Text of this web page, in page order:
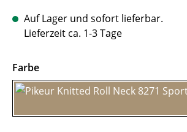
Auf Lager und sofort lieferbar.
Lieferzeit ca. 1-3 Tage
Farbeauswählen